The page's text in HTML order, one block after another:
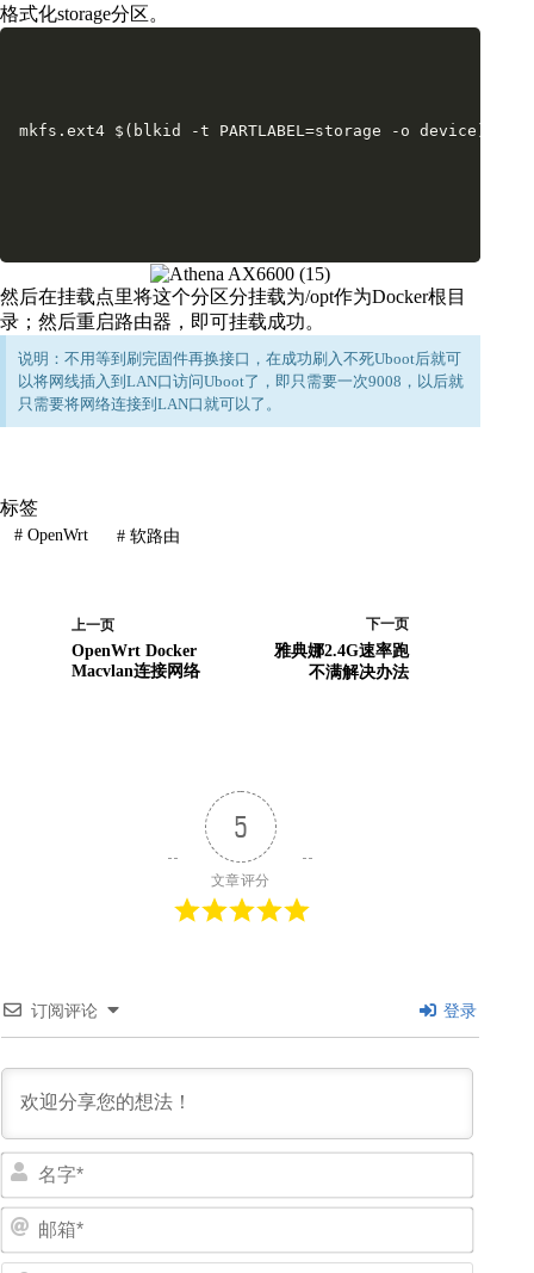
格式化storage分区。
mkfs.ext4 $(blkid -t PARTLABEL=storage -o device)
然后在挂载点里将这个分区分挂载为/opt作为Docker根目
录；然后重启路由器，即可挂载成功。
说明：不用等到刷完固件再换接口，在成功刷入不死Uboot后就可
以将网线插入到LAN口访问Uboot了，即只需要一次9008，以后就
只需要将网络连接到LAN口就可以了。
标签
#OpenWrt #软路由
上一页
OpenWrt Docker
Macvlan连接网络
下一页
雅典娜2.4G速率跑
不满解决办法
5
文章评分
订阅评论 登录
*
*